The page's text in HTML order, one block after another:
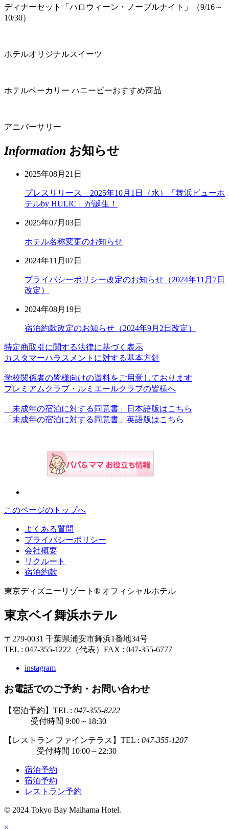
ディナーセット「ハロウィーン・ノーブルナイト」（9/16～
10/30）
ホテルオリジナルスイーツ
ホテルベーカリー ハニービーおすすめ商品
アニバーサリー
Information お知らせ
2025年08月21日
プレスリリース 2025年10月1日（水）「舞浜ビューホ
テルby HULIC」が誕生！
2025年07月03日
ホテル名称変更のお知らせ
2024年11月07日
プライバシーポリシー改定のお知らせ（2024年11月7日
改定）
2024年08月19日
宿泊約款改定のお知らせ（2024年9月2日改定）
特定商取引に関する法律に基づく表示
カスタマーハラスメントに対する基本方針
学校関係者の皆様向けの資料をご用意しております
プレミアムクラブ・ルミエールクラブの皆様へ
「未成年の宿泊に対する同意書」日本語版はこちら
「未成年の宿泊に対する同意書」英語版はこちら
このページのトップへ
よくある質問
プライバシーポリシー
会社概要
リクルート
宿泊約款
東京ディズニーリゾート® オフィシャルホテル
東京ベイ舞浜ホテル
〒279-0031 千葉県浦安市舞浜1番地34号
TEL : 047-355-1222（代表） FAX : 047-355-6777
instagram
お電話でのご予約・お問い合わせ
【宿泊予約】TEL : 047-355-8222
受付時間 9:00～18:30
【レストラン ファインテラス】TEL : 047-355-1207
受付時間 10:00～22:30
宿泊予約
宿泊予約
レストラン予約
© 2024 Tokyo Bay Maihama Hotel.
×